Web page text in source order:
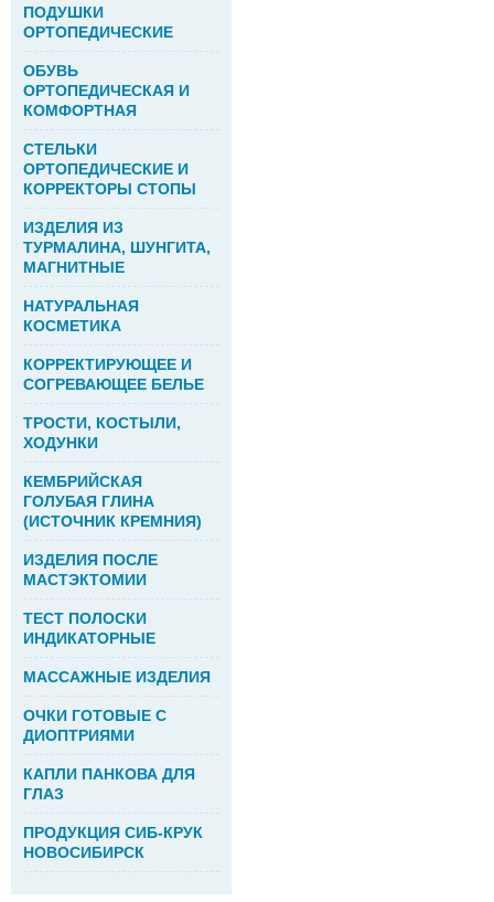
ПОДУШКИ
ОРТОПЕДИЧЕСКИЕ
ОБУВЬ
ОРТОПЕДИЧЕСКАЯ И
КОМФОРТНАЯ
СТЕЛЬКИ
ОРТОПЕДИЧЕСКИЕ И
КОРРЕКТОРЫ СТОПЫ
ИЗДЕЛИЯ ИЗ
ТУРМАЛИНА, ШУНГИТА,
МАГНИТНЫЕ
НАТУРАЛЬНАЯ
КОСМЕТИКА
КОРРЕКТИРУЮЩЕЕ И
СОГРЕВАЮЩЕЕ БЕЛЬЕ
ТРОСТИ, КОСТЫЛИ,
ХОДУНКИ
КЕМБРИЙСКАЯ
ГОЛУБАЯ ГЛИНА
(ИСТОЧНИК КРЕМНИЯ)
ИЗДЕЛИЯ ПОСЛЕ
МАСТЭКТОМИИ
ТЕСТ ПОЛОСКИ
ИНДИКАТОРНЫЕ
МАССАЖНЫЕ ИЗДЕЛИЯ
ОЧКИ ГОТОВЫЕ С
ДИОПТРИЯМИ
КАПЛИ ПАНКОВА ДЛЯ
ГЛАЗ
ПРОДУКЦИЯ СИБ-КРУК
НОВОСИБИРСК